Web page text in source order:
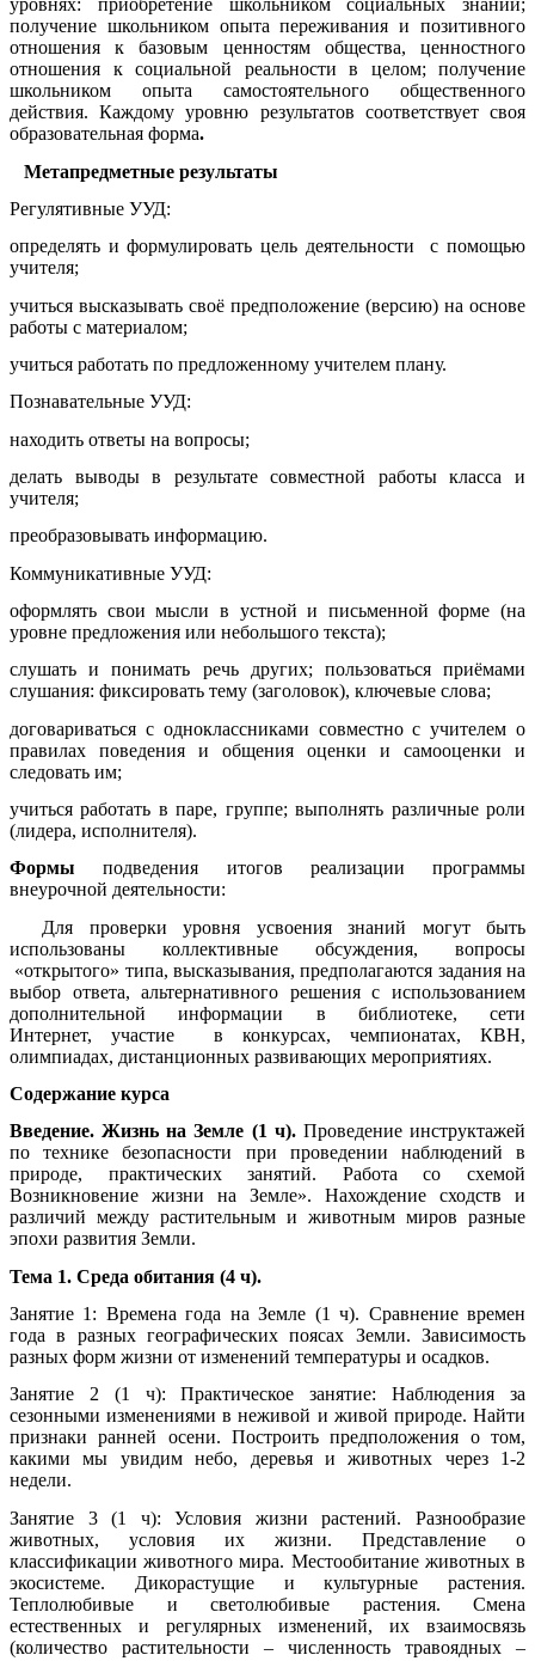
уровнях: приобретение школьником социальных знаний;
получение школьником опыта переживания и позитивного
отношения к базовым ценностям общества, ценностного
отношения к социальной реальности в целом; получение
школьником опыта самостоятельного общественного
действия. Каждому уровню результатов соответствует своя
образовательная форма.
Метапредметные результаты
Регулятивные УУД:
определять и формулировать цель деятельности с помощью
учителя;
учиться высказывать своё предположение (версию) на основе
работы с материалом;
учиться работать по предложенному учителем плану.
Познавательные УУД:
находить ответы на вопросы;
делать выводы в результате совместной работы класса и
учителя;
преобразовывать информацию.
Коммуникативные УУД:
оформлять свои мысли в устной и письменной форме (на
уровне предложения или небольшого текста);
слушать и понимать речь других; пользоваться приёмами
слушания: фиксировать тему (заголовок), ключевые слова;
договариваться с одноклассниками совместно с учителем о
правилах поведения и общения оценки и самооценки и
следовать им;
учиться работать в паре, группе; выполнять различные роли
(лидера, исполнителя).
Формы подведения итогов реализации программы
внеурочной деятельности:
Для проверки уровня усвоения знаний могут быть
использованы коллективные обсуждения, вопросы
«открытого» типа, высказывания, предполагаются задания на
выбор ответа, альтернативного решения с использованием
дополнительной информации в библиотеке, сети
Интернет,
участие в конкурсах, чемпионатах, КВН,
олимпиадах, дистанционных развивающих мероприятиях.
Содержание курса
Введение. Жизнь на Земле (1 ч).Проведение инструктажей
по технике безопасности при проведении наблюдений в
природе, практических занятий. Работа со схемой
Возникновение жизни на Земле». Нахождение сходств и
различий между растительным и животным миров разные
эпохи развития Земли.
Тема 1. Среда обитания (4 ч).
Занятие 1: Времена года на Земле (1 ч). Сравнение времен
года в разных географических поясах Земли. Зависимость
разных форм жизни от изменений температуры и осадков.
Занятие 2 (1 ч): Практическое занятие: Наблюдения за
сезонными изменениями в неживой и живой природе. Найти
признаки ранней осени. Построить предположения о том,
какими мы увидим небо, деревья и животных через 1-2
недели.
Занятие 3 (1 ч): Условия жизни растений. Разнообразие
животных, условия их жизни. Представление о
классификации животного мира. Местообитание животных в
экосистеме. Дикорастущие и культурные растения.
Теплолюбивые и светолюбивые растения. Смена
естественных и регулярных изменений, их взаимосвязь
(количество растительности – численность травоядных –